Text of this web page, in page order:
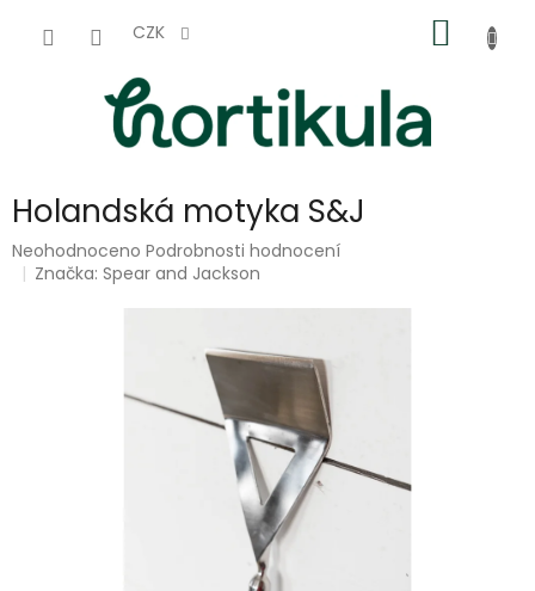
CZK
KOŠÍK
Holandská motyka S&J
Průměrné
hodnocení
Neohodnoceno Podrobnosti hodnocení
Značka:Spear and Jackson